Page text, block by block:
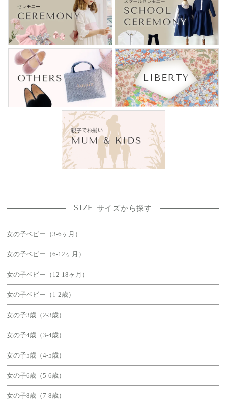
SIZE サイズから探す
女の子ベビー（3-6ヶ月）
女の子ベビー（6-12ヶ月）
女の子ベビー（12-18ヶ月）
女の子ベビー（1-2歳）
女の子3歳（2-3歳）
女の子4歳（3-4歳）
女の子5歳（4-5歳）
女の子6歳（5-6歳）
女の子8歳（7-8歳）